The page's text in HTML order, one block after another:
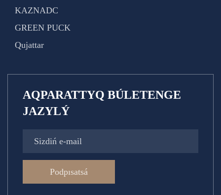
KAZNADC
GREEN PUCK
Qujattar
AQPARATTYQ BÚLETENGE
JAZYLÝ
Podpısatsá